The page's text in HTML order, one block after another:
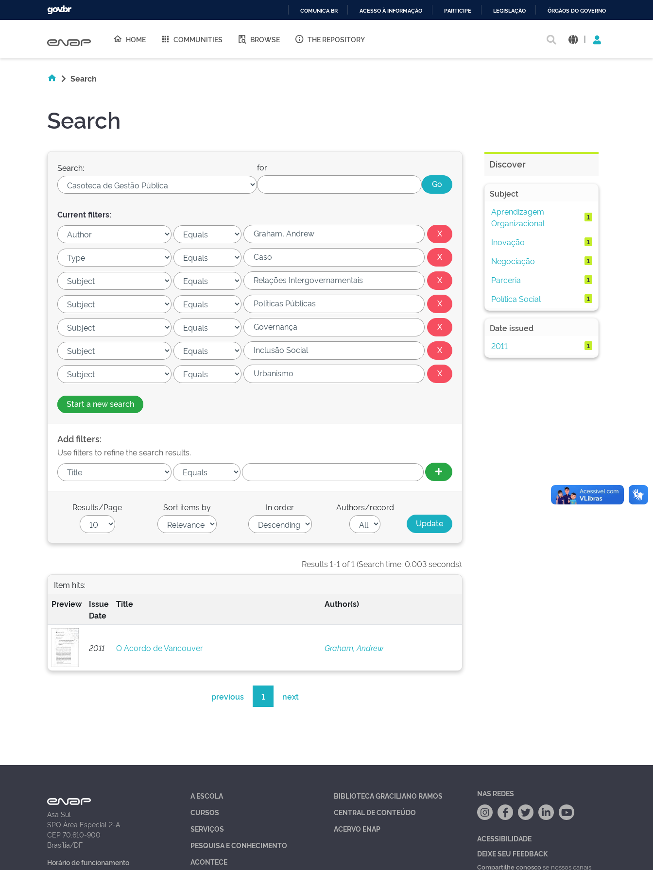
O
COMUNICA BR ACESSO À INFORMAÇÃO PARTICIPE LEGISLAÇÃO ÓRGÃOS DO GOVERNO
HOME COMMUNITIES BROWSE THE REPOSITORY |
Search
Search
Search: for
Current filters:
Start a new search
Add filters:
Use filters to refine the search results.
Results/Page Sort items by In order Authors/record
Results 1-1 of 1 (Search time: 0.003 seconds).
Item hits:
Preview
Issue
Date
Title Author(s)
2011 O Acordo de Vancouver Graham, Andrew
previous 1 next
Discover
Subject
Aprendizagem
Organizacional
1
Inovação 1
Negociação 1
Parceria 1
Política Social 1
Date issued
2011
1
Asa Sul
SPO Área Especial 2-A
CEP 70.610-900
Brasília/DF
Horário de funcionamento
A ESCOLA
CURSOS
SERVIÇOS
PESQUISA E CONHECIMENTO
ACONTECE
BIBLIOTECA GRACILIANO RAMOS
CENTRAL DE CONTEÚDO
ACERVO ENAP
NAS REDES
ACESSIBILIDADE
DEIXE SEU FEEDBACK
Compartilhe conoscose nossos canais